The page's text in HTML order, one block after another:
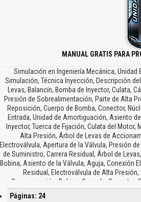
MANUAL GRATIS PARA
Simulación en Ingeniería Mecánica,
Simulación, Técnica Inyección, Descripción
Levas, Balancín, Bomba de Inyector, Culata,
Presión de Sobrealimentación, Parte de Alta
Reposición, Cuerpo de Bomba, Conector,
Entrada, Unidad de Amortiguación, Asiento
Inyector, Tuerca de Fijación, Culata del
Alta Presión, Árbol de Levas de
Electroválvula, Apertura de la Válvula, Presión
de Suministro, Carrera Residual, Árbol de
Bobina, Asiento de la Válvula, Aguja, Conexión
Residual, Electroválvula de Alta
Compensación, Bobina, Capsula, Conector,
Compensación, Válvula Abierta, Válvula
Reborde Apoyo de Presión, Casquete del
Páginas: 24